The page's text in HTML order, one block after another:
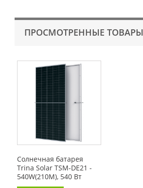
ПРОСМОТРЕННЫЕ ТОВАРЫ
Солнечная батарея
Trina Solar TSM-DE21 -
540W(210M), 540 Вт